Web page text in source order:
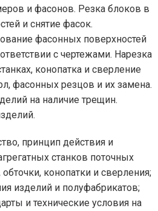
и фасонов. Резка блоков в
и снятие фасок.
фасонных поверхностей
с чертежами. Нарезка
конопатка и сверление
фасонных резцов и их замена.
на наличие трещин.
принцип действия и
станков поточных
конопатки и сверления;
изделий и полуфабрикатов;
и технические условия на